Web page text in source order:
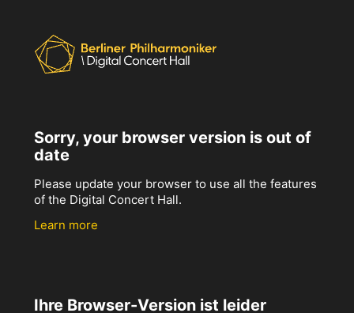
Sorry, your browser version is out of
date
Please update your browser to use all the features
of the Digital Concert Hall.
Learn more
Ihre Browser-Version ist leider